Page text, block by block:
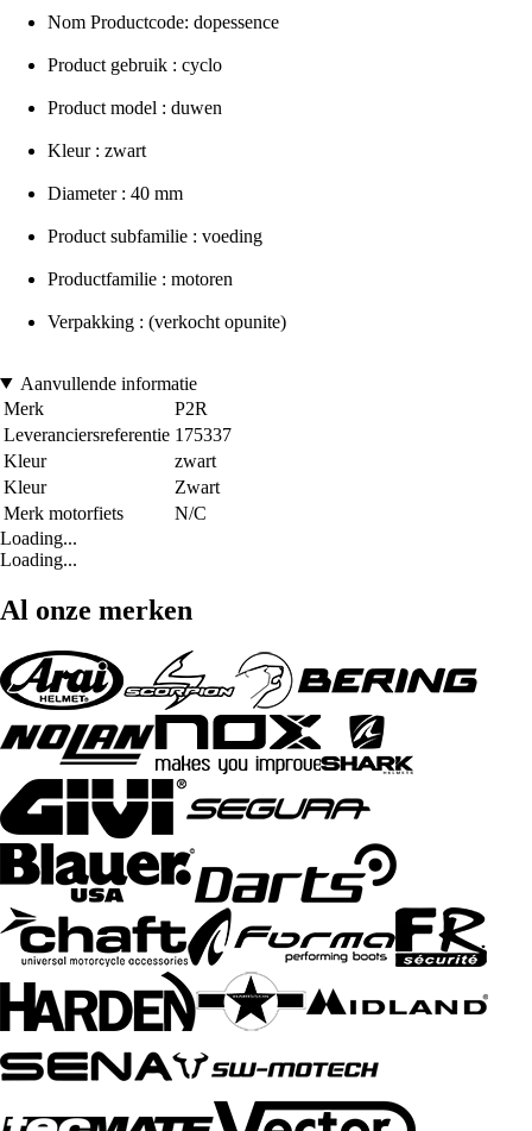
Nom Productcode: dopessence
Product gebruik : cyclo
Product model : duwen
Kleur : zwart
Diameter : 40 mm
Product subfamilie : voeding
Productfamilie : motoren
Verpakking : (verkocht opunite)
Aanvullende informatie
Merk
P2R
Leveranciersreferentie 175337
Kleur
zwart
Kleur
Zwart
Merk motorfiets
N/C
Loading...
Loading...
Al onze merken